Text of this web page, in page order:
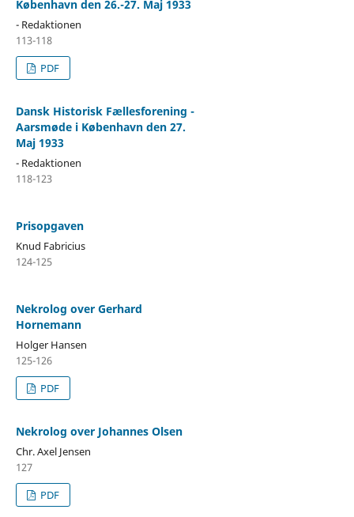
København den 26.-27. Maj 1933
- Redaktionen
113-118
PDF
Dansk Historisk Fællesforening -
Aarsmøde i København den 27.
Maj 1933
- Redaktionen
118-123
Prisopgaven
Knud Fabricius
124-125
Nekrolog over Gerhard
Hornemann
Holger Hansen
125-126
PDF
Nekrolog over Johannes Olsen
Chr. Axel Jensen
127
PDF